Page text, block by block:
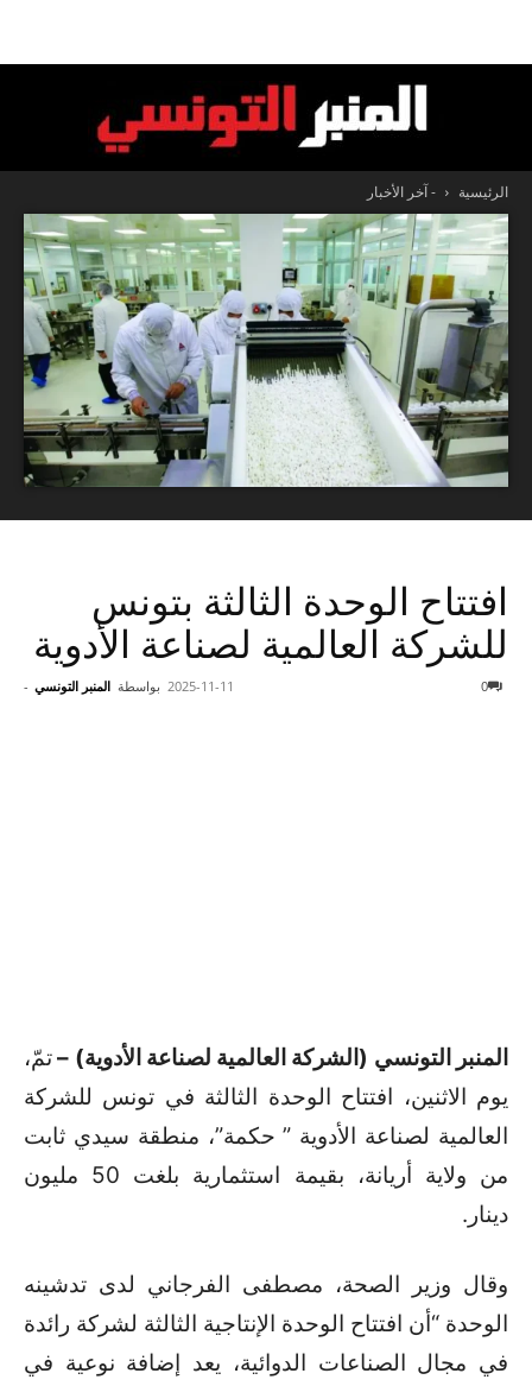
المنبر
التونسي
الرئيسية - آخر الأخبار
افتتاح الوحدة الثالثة بتونس
للشركة العالمية لصناعة الأدوية
بواسطة المنبر التونسي - 2025-11-11 0
المنبر التونسي (الشركة العالمية لصناعة الأدوية) –تمّ،
يوم الاثنين، افتتاح الوحدة الثالثة في تونس للشركة
العالمية لصناعة الأدوية ” حكمة”، منطقة سيدي ثابت
من ولاية أريانة، بقيمة استثمارية بلغت 50 مليون
دينار.
وقال وزير الصحة، مصطفى الفرجاني لدى تدشينه
الوحدة “أن افتتاح الوحدة الإنتاجية الثالثة لشركة رائدة
في مجال الصناعات الدوائية، يعد إضافة نوعية في